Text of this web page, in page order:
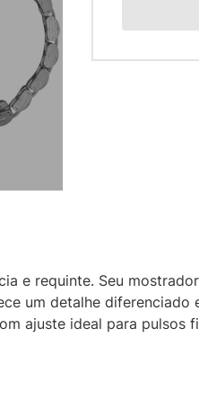
e requinte. Seu
um detalhe diferenciado
ajuste ideal para pulsos